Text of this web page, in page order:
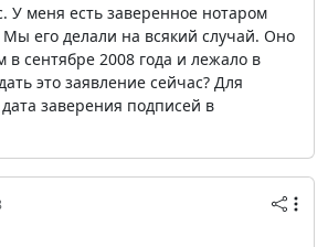
У меня есть заверенное нотаром
Мы его делали на всякий случай. Оно
в сентябре 2008 года и лежало в
это заявление сейчас? Для
заверения подписей в